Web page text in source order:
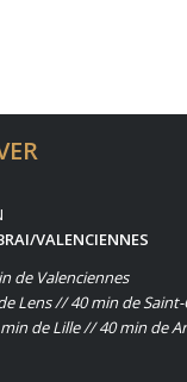
VALENCIENNES
de Valenciennes
Lens // 40 min de
de Lille // 40 min de